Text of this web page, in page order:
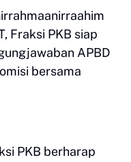
Fraksi PKB siap
APBD
bersama
PKB berharap